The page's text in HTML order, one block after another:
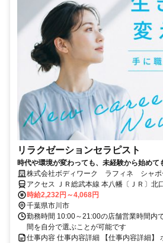
リラクゼーションセラピスト
時代や環境が変わっても、未経験から始めて
の仕事。手に職を身につけて、生き方を変え
株式会社ボディワーク ラフィネ シャポ
アクセス ＪＲ総武本線 本八幡〔ＪＲ〕北
本八幡〔新宿線〕A2口徒歩約2分、京成本
分 最寄駅：本八幡駅
時給2,232円～4,068円
千葉県市川市
勤務時間 10:00～21:00の店舗営業時間内
間を自分で選ぶことが可能です
仕事内容 仕事内容詳細 【仕事内容詳細】